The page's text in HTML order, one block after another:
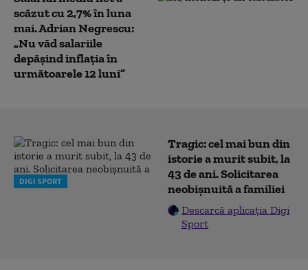
scăzut cu 2,7% în luna
mai. Adrian Negrescu:
„Nu văd salariile
depășind inflația în
următoarele 12 luni”
DIGI SPORT
Tragic: cel mai bun din
istorie a murit subit, la
43 de ani. Solicitarea
neobișnuită a familiei
Descarcă aplicația Digi
Sport